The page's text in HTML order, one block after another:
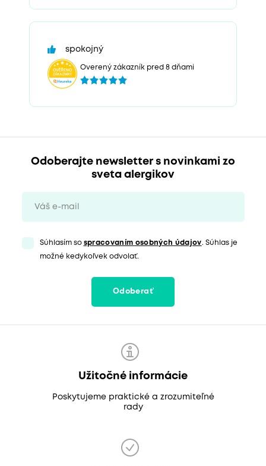
spokojný
Overený zákazník pred 8 dňami
Odoberajte newsletter s novinkami zo
sveta alergikov
Súhlasím so spracovaním osobných údajov. Súhlas je
možné kedykoľvek odvolať.
Odoberať
Užitočné informácie
Poskytujeme praktické a zrozumiteľné
rady